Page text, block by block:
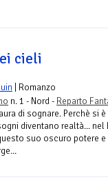
cieli
| Romanzo
n. 1 - Nord - Reparto
di sognare. Perchè si
diventano realtà... nel
suo oscuro potere e